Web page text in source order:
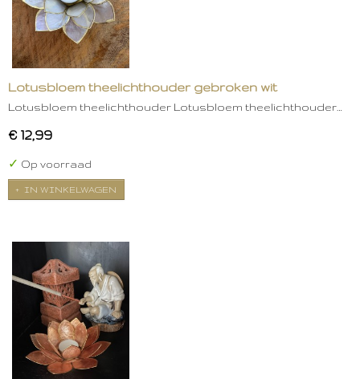
Lotusbloem theelichthouder gebroken wit
Lotusbloem theelichthouder Lotusbloem theelichthouder…
€ 12,99
✓ Op voorraad
IN WINKELWAGEN